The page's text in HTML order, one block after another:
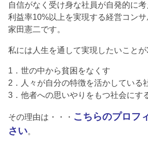
自信がなく受け身な社員が自発的に考
利益率10%以上を実現する経営コンサ
家田憲二です。
私には人生を通して実現したいことが
1．世の中から貧困をなくす
2．人々が自分の特徴を活かしている
3．他者への思いやりをもつ社会にす
その理由は・・・ こちらのプロフ
さい。